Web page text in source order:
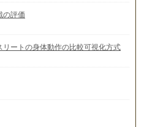
の評価
ートの身体動作の比較可視化方式